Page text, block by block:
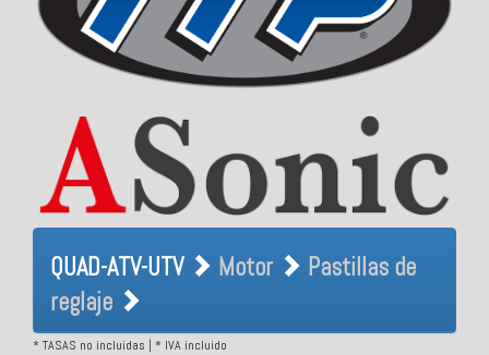
QUAD-ATV-UTV Motor
Pastillas de reglaje
QUAD-ATV-UTV Motor
Pastillas de
reglaje
* TASAS no incluidas | * IVA incluido